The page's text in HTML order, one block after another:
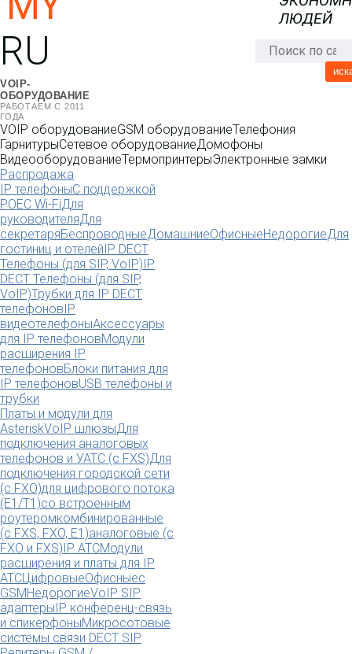
RU
VOIP-
ОБОРУДОВАНИЕ
РАБОТАЕМ С 2011
ГОДА
ЛЮДЕЙ
VOIP оборудованиеGSM оборудованиеТелефония
ГарнитурыСетевое оборудованиеДомофоны
ВидеооборудованиеТермопринтерыЭлектронные замки
Распродажа
IP телефоныС поддержкой
POEC Wi-FiДля
руководителяДля
секретаряБеспроводныеДомашниеОфисныеНедорогиеДля
гостиниц и отелейIP DECT
Телефоны (для SIP, VoIP)IP
DECT Телефоны (для SIP,
VoIP)Трубки для IP DECT
телефоновIP
видеотелефоныАксессуары
для IP телефоновМодули
расширения IP
телефоновБлоки питания для
IP телефоновUSB телефоны и
трубки
Платы и модули для
AsteriskVoIP шлюзыДля
подключения аналоговых
телефонов и УАТС (с FXS)Для
подключения городской сети
(с FXO)для цифрового потока
(E1/T1)со встроенным
роутеромкомбинированные
(c FXS, FXO, E1)аналоговые (с
FXO и FXS)IP АТСМодули
расширения и платы для IP
АТСЦифровыеОфисныес
GSMНедорогиеVoIP SIP
адаптерыIP конференц-связь
и спикерфоныМикросотовые
системы связи DECT SIP